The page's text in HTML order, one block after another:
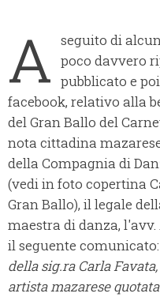
A seguito di
poco davvero
pubblicato e
facebook, relativo alla
del Gran Ballo del
nota cittadina
della Compagnia di
(vedi in foto copertina
Gran Ballo), il legale
maestra di danza,
il seguente
della sig.ra Carla
artista mazarese